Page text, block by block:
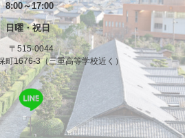
8:00～17:00
日曜・祝日
〒515-0044
町1676-3（三重高等学校近く）